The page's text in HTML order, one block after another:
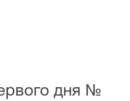
дня №